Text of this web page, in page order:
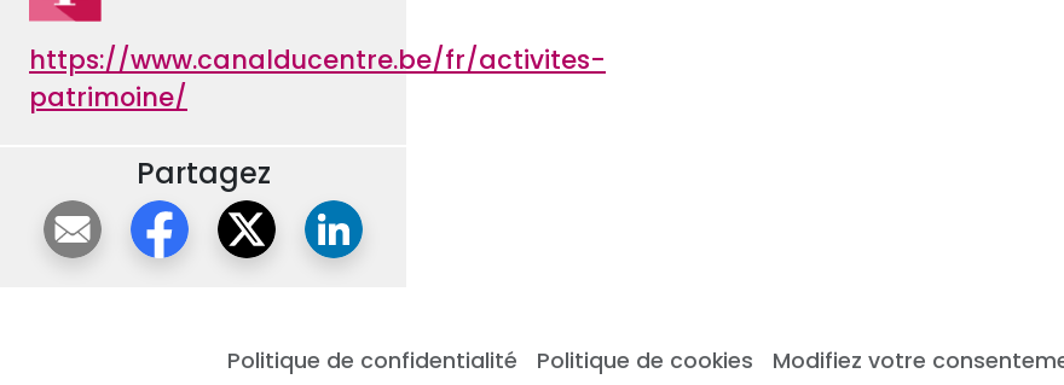
https://www.canalducentre.be/fr/activites-
patrimoine/
Partagez
Politique de confidentialité Politique de cookies Modifiez votre